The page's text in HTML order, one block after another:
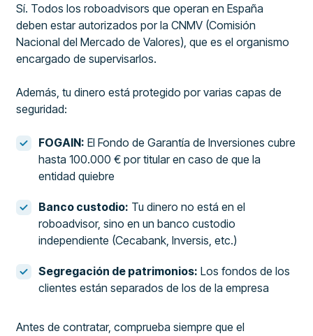
Sí. Todos los roboadvisors que operan en España
deben estar autorizados por la CNMV (Comisión
Nacional del Mercado de Valores), que es el organismo
encargado de supervisarlos.
Además, tu dinero está protegido por varias capas de
seguridad:
FOGAIN: El Fondo de Garantía de Inversiones cubre
hasta 100.000 € por titular en caso de que la
entidad quiebre
Banco custodio: Tu dinero no está en el
roboadvisor, sino en un banco custodio
independiente (Cecabank, Inversis, etc.)
Segregación de patrimonios: Los fondos de los
clientes están separados de los de la empresa
Antes de contratar, comprueba siempre que el